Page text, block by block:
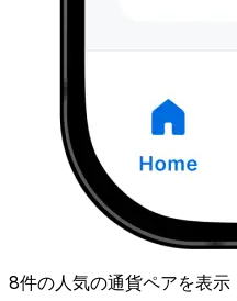
8件の人気の通貨ペアを表示